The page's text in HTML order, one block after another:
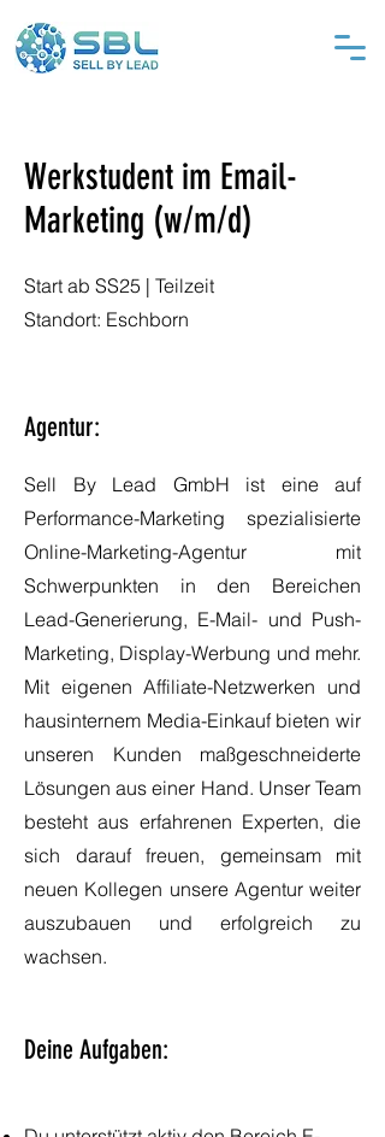
Werkstudent im Email-
Marketing (w/m/d)
Start ab SS25 | Teilzeit
Standort: Eschborn
Agentur:
Sell By Lead GmbH ist eine auf
Performance-Marketing spezialisierte
Online-Marketing-Agentur mit
Schwerpunkten in den Bereichen
Lead-Generierung, E-Mail- und Push-
Marketing, Display-Werbung und mehr.
Mit eigenen Affiliate-Netzwerken und
hausinternem Media-Einkauf bieten wir
unseren Kunden maßgeschneiderte
Lösungen aus einer Hand. Unser Team
besteht aus erfahrenen Experten, die
sich darauf freuen, gemeinsam mit
neuen Kollegen unsere Agentur weiter
auszubauen und erfolgreich zu
wachsen.
Deine Aufgaben: